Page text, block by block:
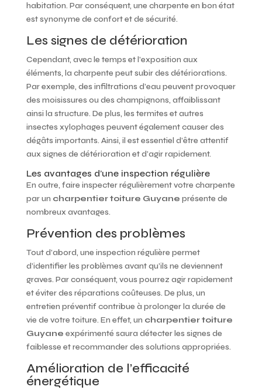
habitation. Par conséquent, une charpente en bon état
est synonyme de confort et de sécurité.
Les signes de détérioration
Cependant, avec le temps et l’exposition aux
éléments, la charpente peut subir des détériorations.
Par exemple, des infiltrations d’eau peuvent provoquer
des moisissures ou des champignons, affaiblissant
ainsi la structure. De plus, les termites et autres
insectes xylophages peuvent également causer des
dégâts importants. Ainsi, il est essentiel d’être attentif
aux signes de détérioration et d’agir rapidement.
Les avantages d’une inspection régulière
En outre, faire inspecter régulièrement votre charpente
par un charpentier toiture Guyane présente de
nombreux avantages.
Prévention des problèmes
Tout d’abord, une inspection régulière permet
d’identifier les problèmes avant qu’ils ne deviennent
graves. Par conséquent, vous pourrez agir rapidement
et éviter des réparations coûteuses. De plus, un
entretien préventif contribue à prolonger la durée de
vie de votre toiture. En effet, un charpentier toiture
Guyane expérimenté saura détecter les signes de
faiblesse et recommander des solutions appropriées.
Amélioration de l’efficacité
énergétique